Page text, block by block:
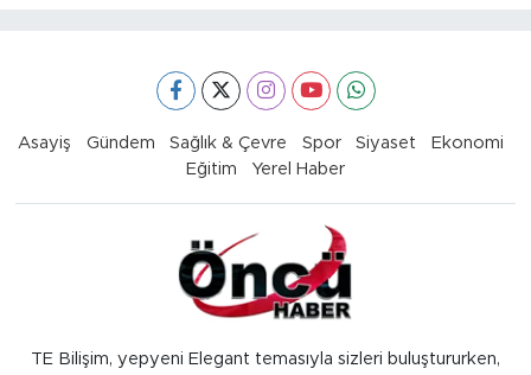
Asayiş Gündem Sağlık & Çevre Spor Siyaset
Ekonomi
Eğitim
Yerel Haber
TE Bilişim, yepyeni Elegant temasıyla sizleri buluştururken,